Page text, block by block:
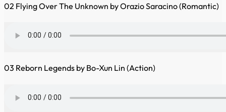
02 Flying Over The Unknown by Orazio Saracino (Romantic)
03 Reborn Legends by Bo-Xun Lin (Action)